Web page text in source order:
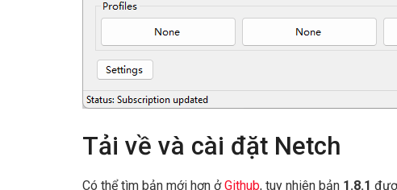
Tải về và cài đặt Netch
Có thể tìm bản mới hơn ởGithub, tuy nhiên bản 1.8.1